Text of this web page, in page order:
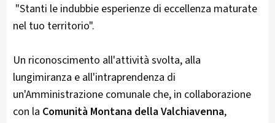
"Stanti le indubbie esperienze di eccellenza maturate
nel tuo territorio".
Un riconoscimento all'attività svolta, alla
lungimiranza e all'intraprendenza di
un'Amministrazione comunale che, in collaborazione
con la Comunità Montana della Valchiavenna,